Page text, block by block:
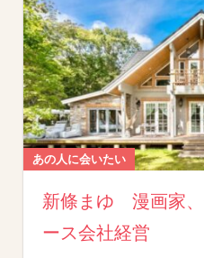
あの人に会いたい
新條まゆ 漫画家、
ース会社経営